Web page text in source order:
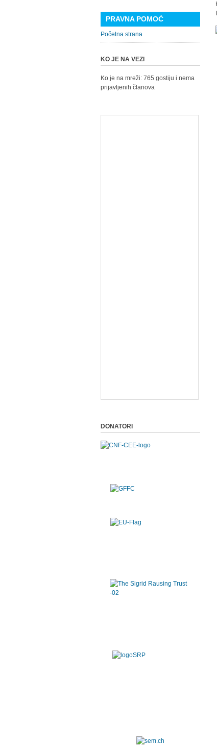
PRAVNA POMOĆ
Početna strana
KO JE NA VEZI
Ko je na mreži: 765 gostiju i nema
prijavljenih članova
DONATORI